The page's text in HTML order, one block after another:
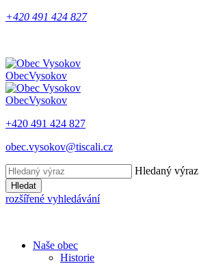
+420 491 424 827
ObecVysokov
ObecVysokov
+420 491 424 827
obec.vysokov@tiscali.cz
Hledaný výraz
Hledat
rozšířené vyhledávání
Naše obec
Historie